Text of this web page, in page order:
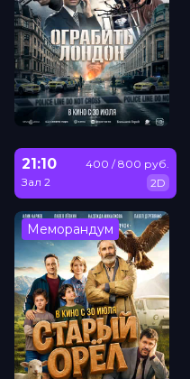
21:10
Зал 2
400 / 800 руб.
2D
Меморандум